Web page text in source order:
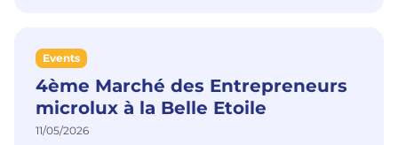
Events
4ème Marché des Entrepreneurs
microlux à la Belle Etoile
11/05/2026